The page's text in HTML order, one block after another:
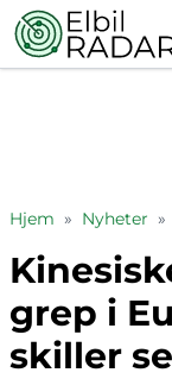
Hjem » Nyheter »
grep i
skiller